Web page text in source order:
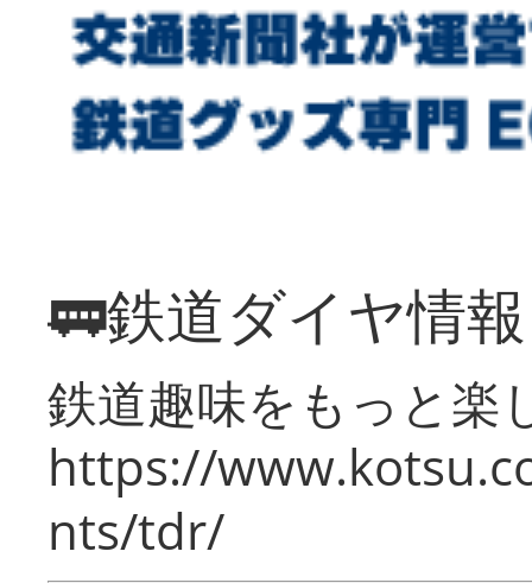
🚃鉄道ダイヤ情
鉄道趣味をもっと楽
https://
nts/tdr/